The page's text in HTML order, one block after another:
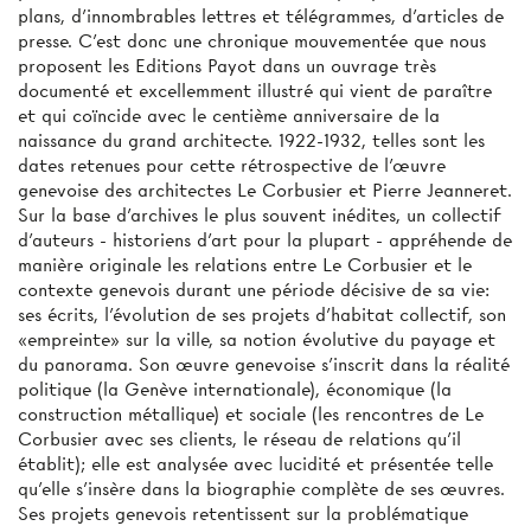
plans, d’innombrables lettres et télégrammes, d'articles de
presse. C’est donc une chronique mouvementée que nous
proposent les Editions Payot dans un ouvrage très
documenté et excellemment illustré qui vient de paraître
et qui coïncide avec le centième anniversaire de la
naissance du grand architecte. 1922-1932, telles sont les
dates retenues pour cette rétrospective de l'œuvre
genevoise des architectes Le Corbusier et Pierre Jeanneret.
Sur la base d’archives le plus souvent inédites, un collectif
d’auteurs - historiens d'art pour la plupart - appréhende de
manière originale les relations entre Le Corbusier et le
contexte genevois durant une période décisive de sa vie:
ses écrits, l'évolution de ses projets d'habitat collectif, son
«empreinte» sur la ville, sa notion évolutive du payage et
du panorama. Son œuvre genevoise s’inscrit dans la réalité
politique (la Genève internationale), économique (la
construction métallique) et sociale (les rencontres de Le
Corbusier avec ses clients, le réseau de relations qu'il
établit); elle est analysée avec lucidité et présentée telle
qu'elle s'insère dans la biographie complète de ses œuvres.
Ses projets genevois retentissent sur la problématique